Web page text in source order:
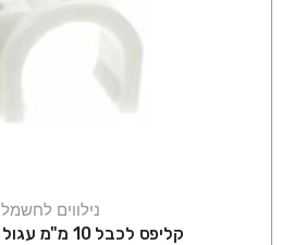
נילווים לחשמל
קליפס לכבל 10 מ"מ עגול חב' 100 יח'